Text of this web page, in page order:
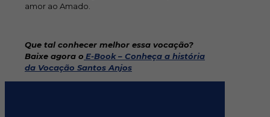
amor ao Amado.
Que tal conhecer melhor essa vocação?
Baixe agora o E-Book – Conheça a história
da Vocação Santos Anjos